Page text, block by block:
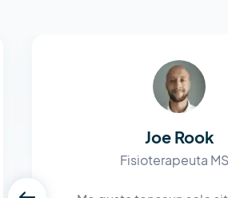
Joe Rook
Fisioterapeuta